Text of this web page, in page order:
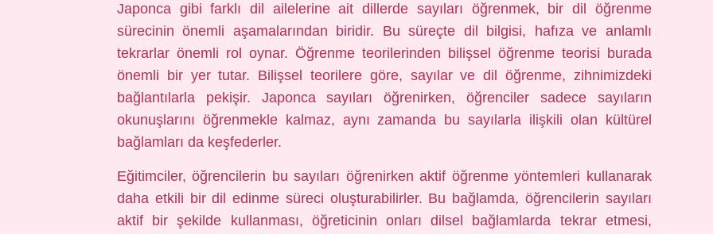
Japonca gibi farklı dil ailelerine ait dillerde sayıları öğrenmek, bir dil öğrenme
sürecinin önemli aşamalarından biridir. Bu süreçte dil bilgisi, hafıza ve anlamlı
tekrarlar önemli rol oynar. Öğrenme teorilerinden bilişsel öğrenme teorisi burada
önemli bir yer tutar. Bilişsel teorilere göre, sayılar ve dil öğrenme, zihnimizdeki
bağlantılarla pekişir. Japonca sayıları öğrenirken, öğrenciler sadece sayıların
okunuşlarını öğrenmekle kalmaz, aynı zamanda bu sayılarla ilişkili olan kültürel
bağlamları da keşfederler.
Eğitimciler, öğrencilerin bu sayıları öğrenirken aktif öğrenme yöntemleri kullanarak
daha etkili bir dil edinme süreci oluşturabilirler. Bu bağlamda, öğrencilerin sayıları
aktif bir şekilde kullanması, öğreticinin onları dilsel bağlamlarda tekrar etmesi,